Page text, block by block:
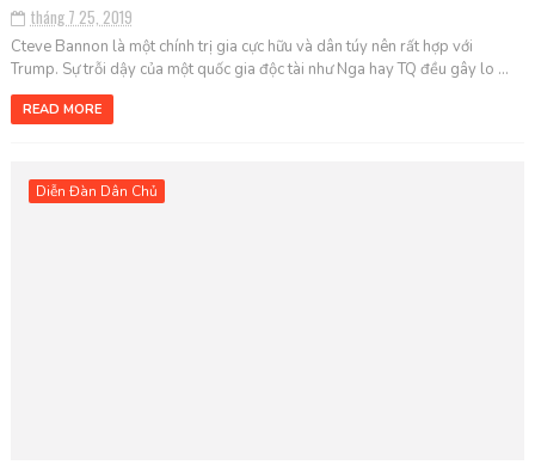
tháng 7 25, 2019
Cteve Bannon là một chính trị gia cực hữu và dân túy nên rất hợp với
Trump. Sự trỗi dậy của một quốc gia độc tài như Nga hay TQ đều gây lo ...
READ MORE
Diễn Đàn Dân Chủ